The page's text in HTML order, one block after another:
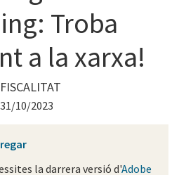
Troba
a la xarxa!
31/10/2023
la darrera versió d'Adobe